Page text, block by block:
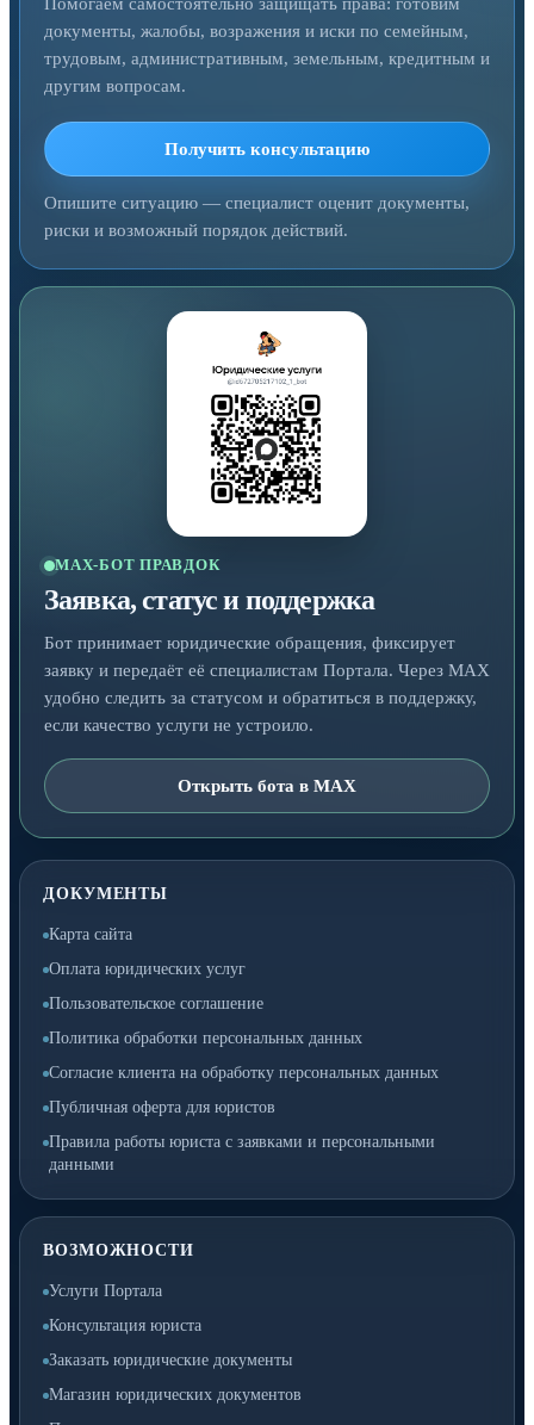
документы, жалобы, возражения и иски по семейным,
трудовым, административным, земельным, кредитным и
другим вопросам.
Получить консультацию
Опишите ситуацию — специалист оценит документы,
риски и возможный порядок действий.
MAX-БОТ ПРАВДОК
Заявка, статус и поддержка
Бот принимает юридические обращения, фиксирует
заявку и передаёт её специалистам Портала. Через MAX
удобно следить за статусом и обратиться в поддержку,
если качество услуги не устроило.
Открыть бота в MAX
ДОКУМЕНТЫ
Карта сайта
Оплата юридических услуг
Пользовательское соглашение
Политика обработки персональных данных
Согласие клиента на обработку персональных данных
Публичная оферта для юристов
Правила работы юриста с заявками и персональными
данными
ВОЗМОЖНОСТИ
Услуги Портала
Консультация юриста
Заказать юридические документы
Магазин юридических документов